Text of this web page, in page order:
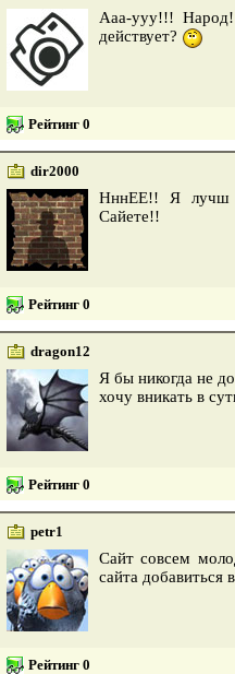
Ааа-ууу!!!
действует?
Рейтинг 0
dir2000
НннЕЕ!! Я лучш
Сайете!!
Рейтинг 0
dragon12
Я бы никогда не
хочу вникать в
Рейтинг 0
petr1
Сайт совсем
сайта
Рейтинг 0